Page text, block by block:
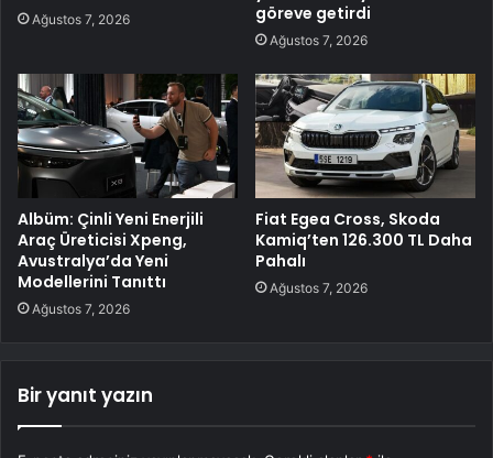
Ağustos 7, 2026
göreve getirdi
Ağustos 7, 2026
Albüm: Çinli Yeni Enerjili
Araç Üreticisi Xpeng,
Avustralya’da Yeni
Modellerini Tanıttı
Ağustos 7, 2026
Fiat Egea Cross, Skoda
Kamiq’ten 126.300 TL Daha
Pahalı
Ağustos 7, 2026
Bir yanıt yazın